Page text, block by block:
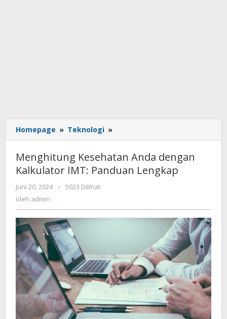
Homepage » Teknologi »
Kesehatan
dengan
Kalkulator
Menghitung Kesehatan Anda dengan
Kalkulator IMT: Panduan Lengkap
Juni 20, 2024
oleh
-
5023 Dilihat
oleh admin